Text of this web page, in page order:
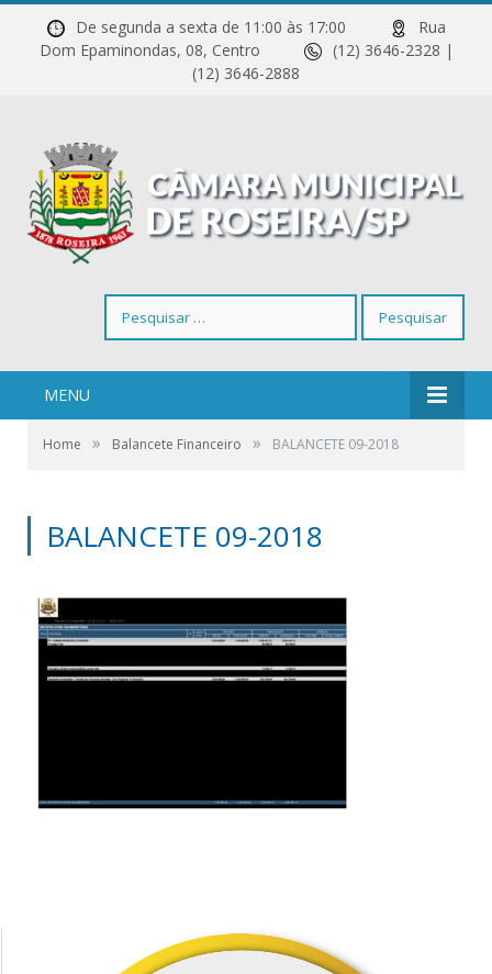
De segunda a sexta de 11:00 às 17:00
Rua
Dom Epaminondas, 08, Centro
(12) 3646-2328 |
(12) 3646-2888
por:
MENU
Home » Balancete Financeiro » BALANCETE 09-2018
BALANCETE 09-2018